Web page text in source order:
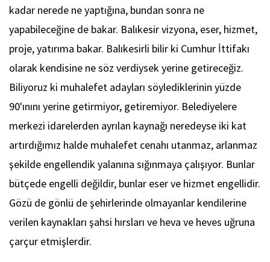
kadar nerede ne yaptığına, bundan sonra ne
yapabileceğine de bakar. Balıkesir vizyona, eser, hizmet,
proje, yatırıma bakar. Balıkesirli bilir ki Cumhur İttifakı
olarak kendisine ne söz verdiysek yerine getireceğiz.
Biliyoruz ki muhalefet adayları söylediklerinin yüzde
90'ınını yerine getirmiyor, getiremiyor. Belediyelere
merkezi idarelerden ayrılan kaynağı neredeyse iki kat
artırdığımız halde muhalefet cenahı utanmaz, arlanmaz
şekilde engellendik yalanına sığınmaya çalışıyor. Bunlar
bütçede engelli değildir, bunlar eser ve hizmet engellidir.
Gözü de gönlü de şehirlerinde olmayanlar kendilerine
verilen kaynakları şahsi hırsları ve heva ve heves uğruna
çarçur etmişlerdir.